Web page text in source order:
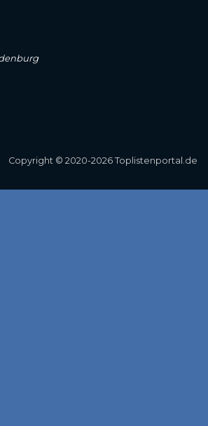
Copyright © 2020-2026 Toplistenportal.de